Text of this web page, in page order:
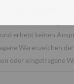
Solution
erhebt keinen
Warenzeichen
oder eingetragene